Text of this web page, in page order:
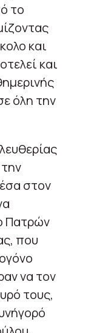
το
και
και
όλη την
στον
Πατρών
που
να τον
τους,